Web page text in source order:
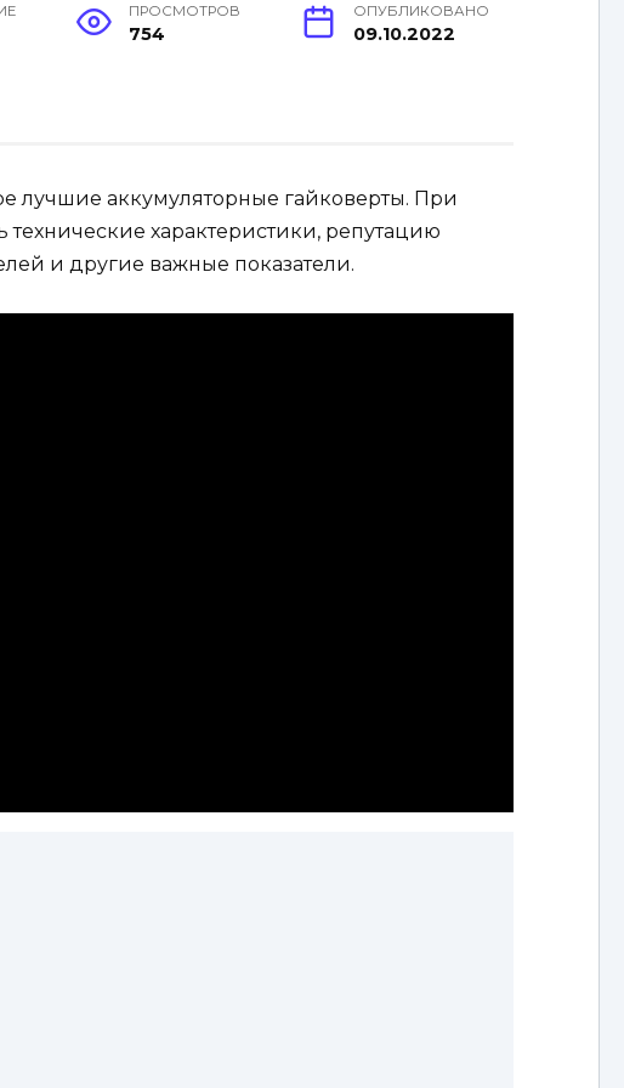
ПРОСМОТРОВ
754
ОПУБЛИКОВАНО
09.10.2022
лучшие аккумуляторные гайковерты. При
характеристики, репутацию
и другие важные показатели.